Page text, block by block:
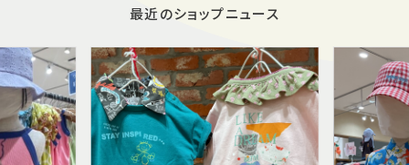
最近のショップニュース